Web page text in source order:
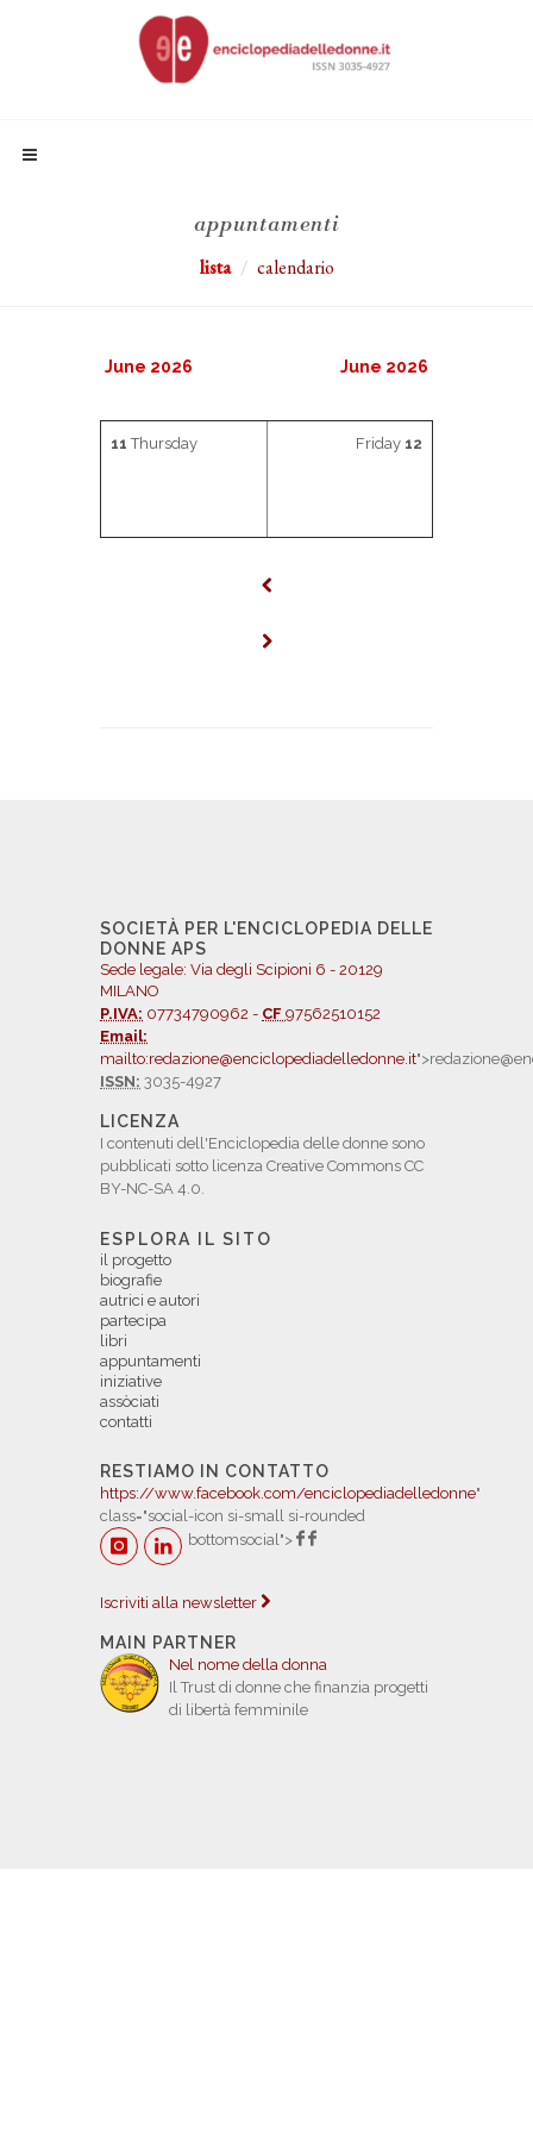
appuntamenti
lista calendario
June 2026 June 2026
11 Thursday Friday 12
SOCIETÀ PER L'ENCICLOPEDIA DELLE
DONNE APS
Sede legale: Via degli Scipioni 6 - 20129
MILANO
P.IVA: 07734790962 - CF 97562510152
Email:
mailto:redazione@enciclopediadelledonne.it
ISSN: 3035-4927
LICENZA
I contenuti dell'Enciclopedia delle donne sono
pubblicati sotto licenza Creative Commons CC
BY-NC-SA 4.0.
ESPLORA IL SITO
il progetto
biografie
autrici e autori
partecipa
libri
appuntamenti
iniziative
assòciati
contatti
RESTIAMO IN CONTATTO
https://www.facebook.com/enciclopediadelledonne"
class="social-icon si-small si-rounded
bottomsocial">
Iscriviti alla newsletter
MAIN PARTNER
Nel nome della donna
Il Trust di donne che finanzia progetti
di libertà femminile